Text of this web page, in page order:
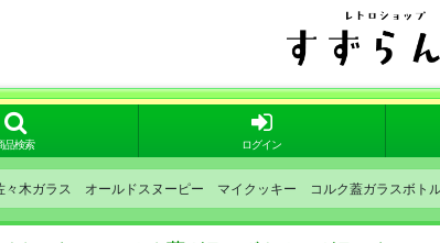
品検索 ログイン
々木ガラス オールドスヌーピー マイクッキー コルク蓋ガラスボ